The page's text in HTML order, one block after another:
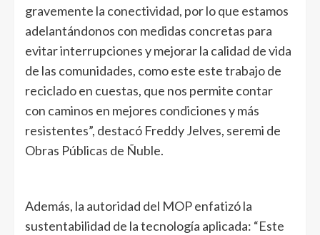
gravemente la conectividad, por lo que estamos
adelantándonos con medidas concretas para
evitar interrupciones y mejorar la calidad de vida
de las comunidades, como este este trabajo de
reciclado en cuestas, que nos permite contar
con caminos en mejores condiciones y más
resistentes”, destacó Freddy Jelves, seremi de
Obras Públicas de Ñuble.
Además, la autoridad del MOP enfatizó la
sustentabilidad de la tecnología aplicada: “Este